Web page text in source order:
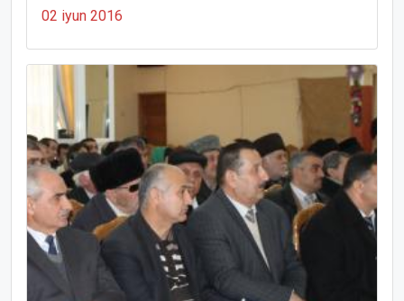
02 iyun 2016